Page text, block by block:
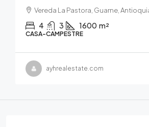
Vereda La Pastora, Guarne,
4 3 1600 m²
CASA-CAMPESTRE
ayhrealestate.com